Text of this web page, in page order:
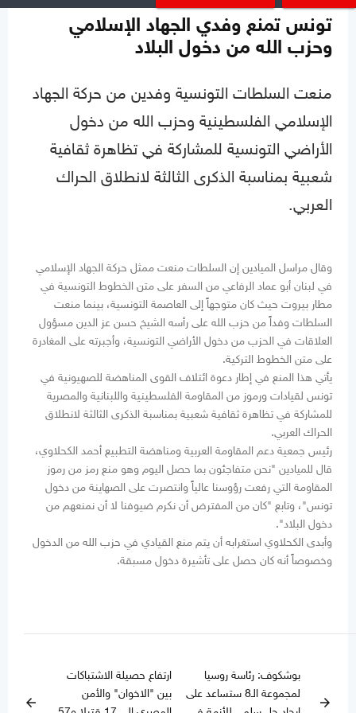
تونس تمنع وفدي الجهاد الإسلامي
وحزب الله من دخول البلاد
منعت السلطات التونسية وفدين من حركة الجهاد
الإسلامي الفلسطينية وحزب الله من دخول
الأراضي التونسية للمشاركة في تظاهرة ثقافية
شعبية بمناسبة الذكرى الثالثة لانطلاق الحراك
العربي.
وقال مراسل الميادين إن السلطات منعت ممثل حركة الجهاد الإسلامي
في لبنان أبو عماد الرفاعي من السفر على متن الخطوط التونسية في
مطار بيروت حيث كان متوجهاً إلى العاصمة التونسية، بينما منعت
السلطات وفداً من حزب الله على رأسه الشيخ حسن عز الدين مسؤول
العلاقات في الحزب من دخول الأراضي التونسية، وأجبرته على المغادرة
على متن الخطوط التركية.
يأتي هذا المنع في إطار دعوة ائتلاف القوى المناهضة للصهيونية في
تونس لقيادات ورموز من المقاومة الفلسطينية واللبنانية والمصرية
للمشاركة في تظاهرة ثقافية شعبية بمناسبة الذكرى الثالثة لانطلاق
الحراك العربي.
رئيس جمعية دعم المقاومة العربية ومناهضة التطبيع أحمد الكحلاوي،
قال للميادين "نحن متفاجئون بما حصل اليوم وهو منع رمز من رموز
المقاومة التي رفعت رؤوسنا عالياً وانتصرت على الصهاينة من دخول
تونس"، وتابع "كان من المفترض أن نكرم ضيوفنا لا أن نمنعهم من
دخول البلاد".
وأبدى الكحلاوي استغرابه أن يتم منع القيادي في حزب الله من الدخول
وخصوصاً أنه كان حصل على تأشيرة دخول مسبقة.
arrow_forward
بوشكوف: رئاسة روسيا
لمجموعة الـ8 ستساعد على
ارتفاع حصيلة الاشتباكات
بين "الاخوان" والأمن
arrow_back